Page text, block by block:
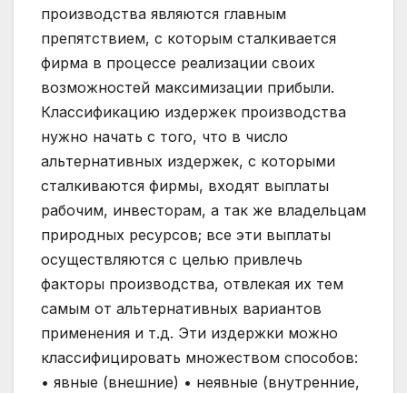
производства являются главным
препятствием, с которым сталкивается
фирма в процессе реализации своих
возможностей максимизации прибыли.
Классификацию издержек производства
нужно начать с того, что в число
альтернативных издержек, с которыми
сталкиваются фирмы, входят выплаты
рабочим, инвесторам, а так же владельцам
природных ресурсов; все эти выплаты
осуществляются с целью привлечь
факторы производства, отвлекая их тем
самым от альтернативных вариантов
применения и т.д. Эти издержки можно
классифицировать множеством способов:
• явные (внешние) • неявные (внутренние,